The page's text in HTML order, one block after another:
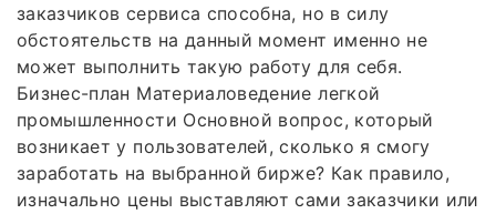
заказчиков сервиса способна, но в силу
обстоятельств на данный момент именно не
может выполнить такую работу для себя.
Бизнес-план Материаловедение легкой
промышленности Основной вопрос, который
возникает у пользователей, сколько я смогу
заработать на выбранной бирже? Как правило,
изначально цены выставляют сами заказчики или